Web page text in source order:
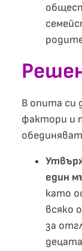
В опита си
фактори и
един
като
всяко
за